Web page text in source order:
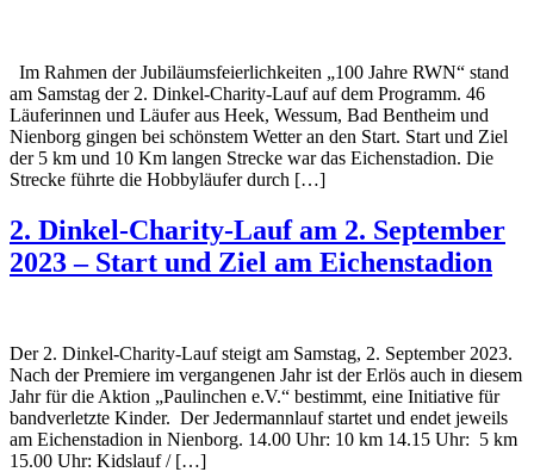
Im Rahmen der Jubiläumsfeierlichkeiten „100 Jahre RWN“ stand
am Samstag der 2. Dinkel-Charity-Lauf auf dem Programm. 46
Läuferinnen und Läufer aus Heek, Wessum, Bad Bentheim und
Nienborg gingen bei schönstem Wetter an den Start. Start und Ziel
der 5 km und 10 Km langen Strecke war das Eichenstadion. Die
Strecke führte die Hobbyläufer durch […]
2. Dinkel-Charity-Lauf am 2. September
2023 – Start und Ziel am Eichenstadion
Der 2. Dinkel-Charity-Lauf steigt am Samstag, 2. September 2023.
Nach der Premiere im vergangenen Jahr ist der Erlös auch in diesem
Jahr für die Aktion „Paulinchen e.V.“ bestimmt, eine Initiative für
bandverletzte Kinder. Der Jedermannlauf startet und endet jeweils
am Eichenstadion in Nienborg. 14.00 Uhr: 10 km 14.15 Uhr: 5 km
15.00 Uhr: Kidslauf / […]